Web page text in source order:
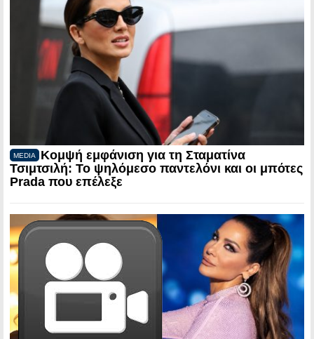
MEDIA
Κομψή εμφάνιση για τη Σταματίνα
Τσιμτσιλή: Το ψηλόμεσο παντελόνι και οι μπότες
Prada που επέλεξε